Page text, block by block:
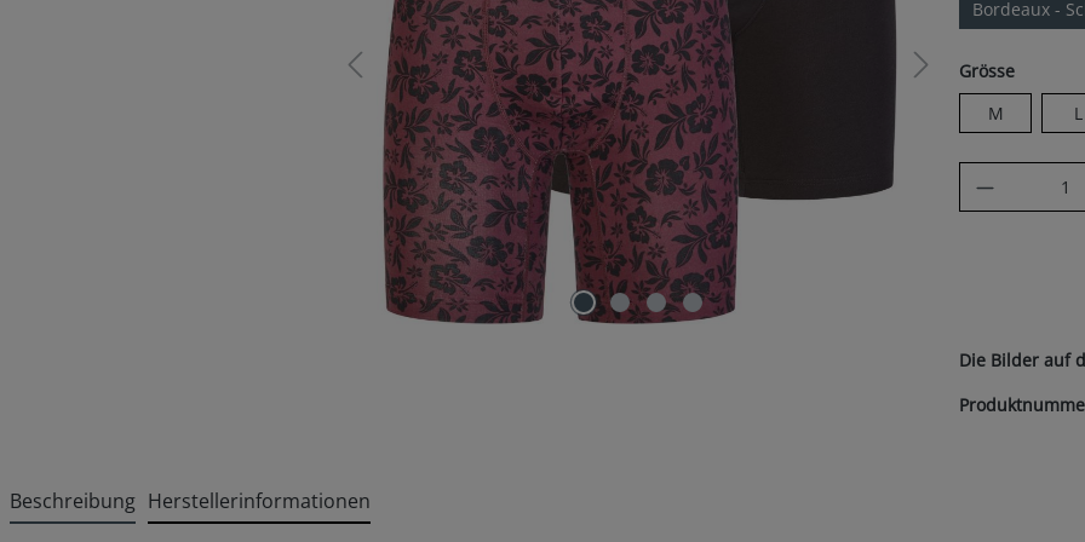
Bordeaux -
Grösse
M
L
Die Bilder auf
Beschreibung Herstellerinformationen